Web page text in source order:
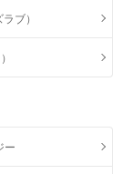
ブ）
ー